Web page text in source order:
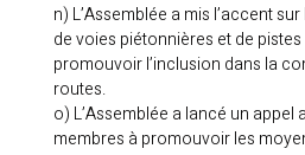
n) L’Assemblée a mis l’accent
de voies piétonnières et de
promouvoir l’inclusion dans la
routes.
o) L’Assemblée a lancé un appel
membres à promouvoir les